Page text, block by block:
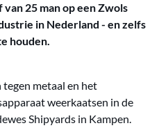
25 man op een Zwols
in Nederland - en zelfs
houden.
metaal en het
weerkaatsen in de
Shipyards in Kampen.